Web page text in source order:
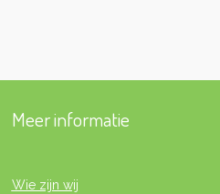
Meer informatie
Wie zijn wij